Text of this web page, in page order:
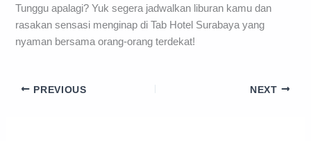
Tunggu apalagi? Yuk segera jadwalkan liburan kamu dan
rasakan sensasi menginap di Tab Hotel Surabaya yang
nyaman bersama orang-orang terdekat!
PREVIOUS NEXT